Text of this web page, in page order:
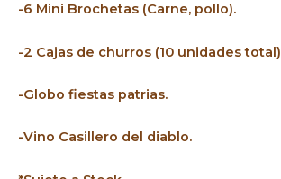
-6 Mini Brochetas (Carne, pollo).
-2 Cajas de churros (10 unidades total)
-Globo fiestas patrias.
-Vino Casillero del diablo.